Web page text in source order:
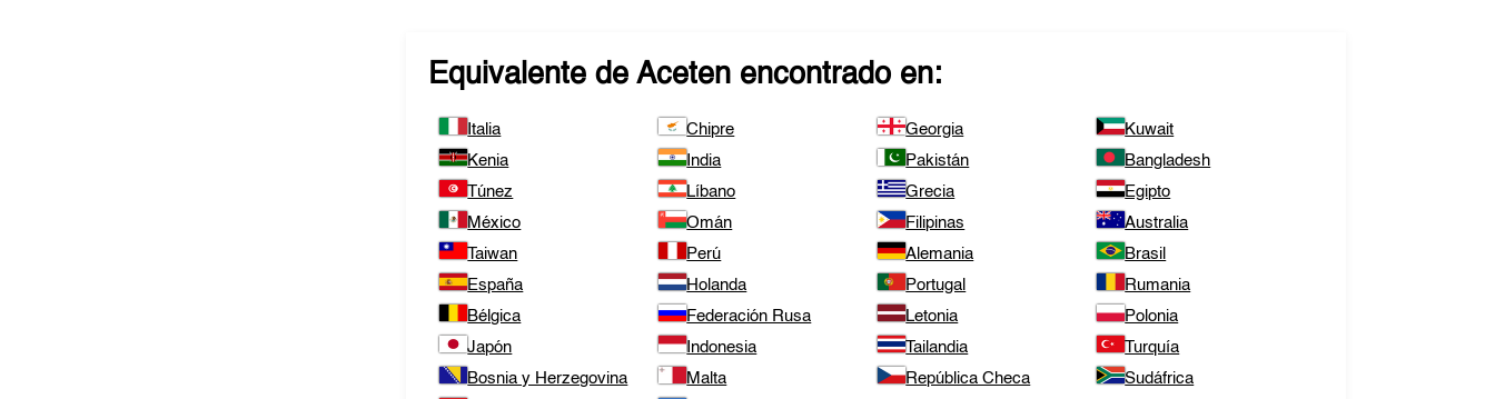
Equivalente deAceten encontrado en:
Italia Chipre Georgia
Kuwait
Kenia
India Pakistán
Bangladesh
Túnez
Líbano Grecia
Egipto
México
Omán Filipinas
Australia
Taiwan
Perú Alemania
Brasil
España
Holanda Portugal
Rumania
Bélgica
Federación Rusa Letonia
Polonia
Japón
Indonesia Tailandia
Turquía
Bosnia y Herzegovina
Malta República Checa Sudáfrica